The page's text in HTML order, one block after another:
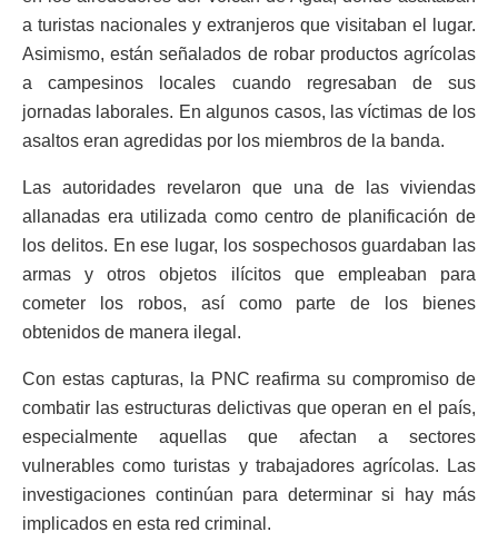
a turistas nacionales y extranjeros que visitaban el lugar.
Asimismo, están señalados de robar productos agrícolas
a campesinos locales cuando regresaban de sus
jornadas laborales. En algunos casos, las víctimas de los
asaltos eran agredidas por los miembros de la banda.
Las autoridades revelaron que una de las viviendas
allanadas era utilizada como centro de planificación de
los delitos. En ese lugar, los sospechosos guardaban las
armas y otros objetos ilícitos que empleaban para
cometer los robos, así como parte de los bienes
obtenidos de manera ilegal.
Con estas capturas, la PNC reafirma su compromiso de
combatir las estructuras delictivas que operan en el país,
especialmente aquellas que afectan a sectores
vulnerables como turistas y trabajadores agrícolas. Las
investigaciones continúan para determinar si hay más
implicados en esta red criminal.